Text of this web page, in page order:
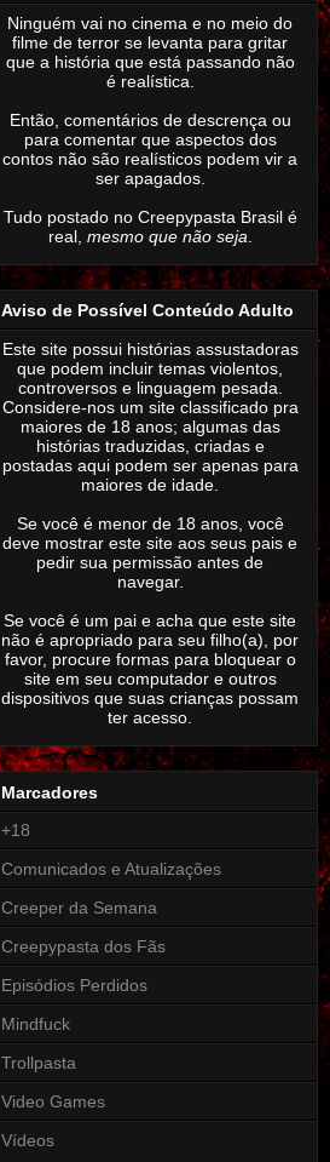
Ninguém vai no cinema e no meio do
filme de terror se levanta para gritar
que a história que está passando não
é realística.
Então, comentários de descrença ou
para comentar que aspectos dos
contos não são realísticos podem vir a
ser apagados.
Tudo postado no Creepypasta Brasil é
real, mesmo que não seja
Aviso de Possível Conteúdo Adulto
Este site possui histórias assustadoras
que podem incluir temas violentos,
controversos e linguagem pesada.
Considere-nos um site classificado pra
maiores de 18 anos; algumas das
histórias traduzidas, criadas e
postadas aqui podem ser apenas para
maiores de idade.
Se você é menor de 18 anos, você
deve mostrar este site aos seus pais e
pedir sua permissão antes de
navegar.
Se você é um pai e acha que este site
não é apropriado para seu filho(a), por
favor, procure formas para bloquear o
site em seu computador e outros
dispositivos que suas crianças possam
ter acesso.
Marcadores
+18
Comunicados e Atualizações
Creeper da Semana
Creepypasta dos Fãs
Episódios Perdidos
Mindfuck
Trollpasta
Video Games
Vídeos